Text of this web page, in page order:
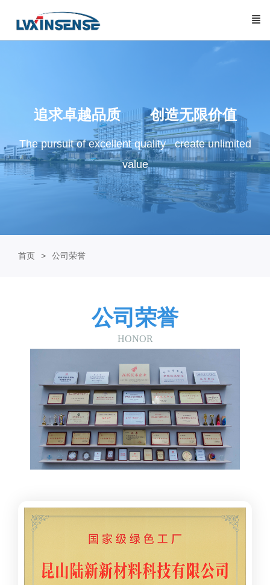
追求卓越品质 创造无限价值
The pursuit of excellent quality create unlimited
value
首页 公司荣誉
公司荣誉
HONOR